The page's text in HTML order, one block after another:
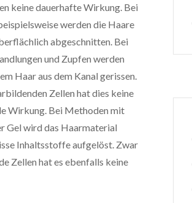
keine dauerhafte Wirkung. Bei
werden die Haare
abgeschnitten. Bei
und Zupfen werden
Haar aus dem Kanal gerissen.
Zellen hat dies keine
Wirkung. Bei Methoden mit
Gel wird das Haarmaterial
Inhaltsstoffe aufgelöst. Zwar
Zellen hat es ebenfalls keine